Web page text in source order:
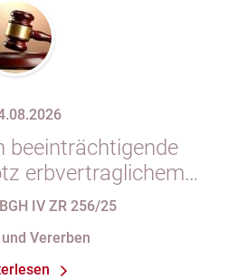
beeinträchtigende
erbvertraglichem
IV ZR 256/25
Vererben